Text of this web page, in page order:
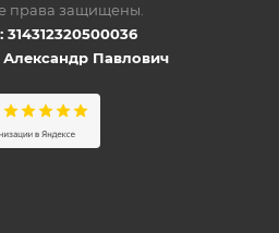
права защищены.
Павлович